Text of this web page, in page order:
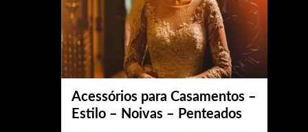
Acessórios para Casamentos –
Estilo – Noivas – Penteados